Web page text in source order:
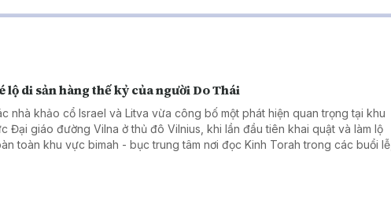
lộ di sản hàng thế kỷ của người Do Thái
nhà khảo cổ Israel và Litva vừa công bố một phát hiện quan trọng tại khu
Đại giáo đường Vilna ở thủ đô Vilnius, khi lần đầu tiên khai quật và làm lộ
toàn khu vực bimah - bục trung tâm nơi đọc Kinh Torah trong các buổi lễ,